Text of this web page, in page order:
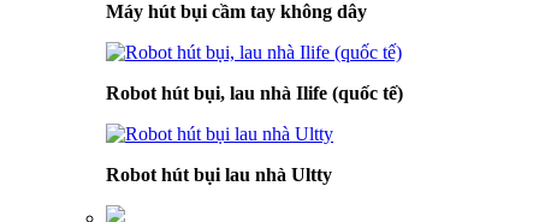
Máy hút bụi cầm tay không dây
Robot hút bụi, lau nhà Ilife (quốc tế)
Robot hút bụi lau nhà Ultty